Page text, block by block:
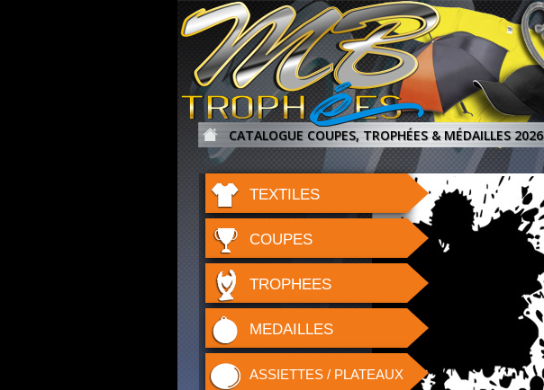
CATALOGUE COUPES, TROPHÉES & MÉDAILLES 2026
TEXTILES
COUPES
TROPHEES
MEDAILLES
ASSIETTES / PLATEAUX